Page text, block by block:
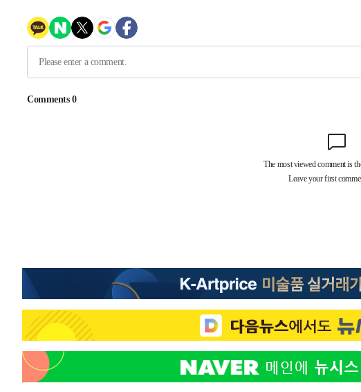
-9994초 전 > [속보]코스피, 6300선 재탈환…1.09% 오른 6365.07 개장
-7159초 전 >시리아 다마스쿠스 교외에서 미니버스 폭발.. 14명 부상, 3명은 중태
-6457초 전 >입추에도 극한더위…서울 낮 39도 '폭염중대경보'
례 큰 폭발음
[속보]규제합리화위원회 부위원장에 김태유 서울대 공대 교수…이
[속보]국힘 윤리위, '돌려차기 발언' 진종오·서범수 징계 절차 개시
-12901초 전 >
[속보]'300억원대 사기 혐의' 차가원 대표 구속 송치
-12095초 전 >"미 전국적 살모네라 식중독 원인은 멕시코산 할라피뇨"-- CDC
-10608초 전 >[속보]경찰·노동부, HL만도 평택사업장 끼임 사망 관련 압수수색
-10489초 전 >[속보]합수본, '투표율 허위 입력' 중앙·서울·경기도 선관위 등 9곳
압수수색
-10244초 전 >
[속보]원·달러 환율, 오전 9시 1423.8원
-10040초 전 >[속보]삼성전자·SK하이닉스 동반 강보합…1%대 상승 출발